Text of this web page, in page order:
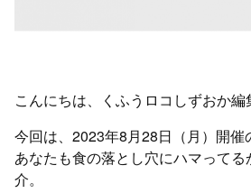
こんにちは、くふうロコしずおか編
今回は、2023年8月28日（月）開催
あなたも食の落とし穴にハマって
介。